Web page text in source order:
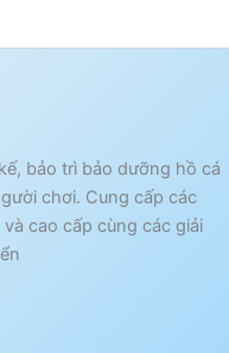
bảo trì bảo dưỡng hồ cá
chơi. Cung cấp các
cao cấp cùng các giải